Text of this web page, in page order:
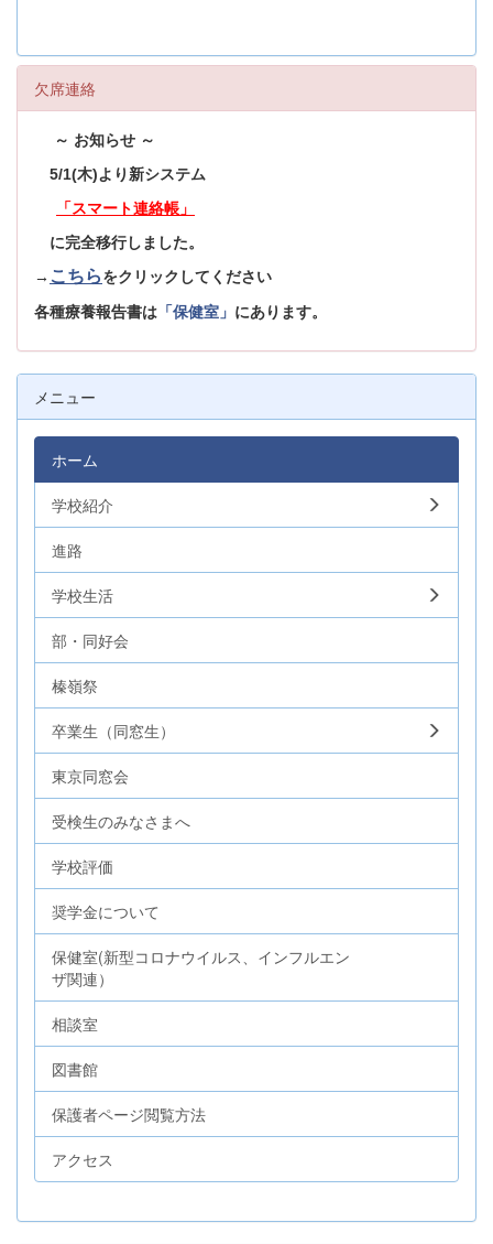
欠席連絡
～ お知らせ ～
5/1(木)より新システム
「スマート連絡帳」
に完全移行しました。
→ こちらをクリックしてください
各種療養報告書は 「保健室」 にあります。
メニュー
ホーム
学校紹介
進路
学校生活
部・同好会
榛嶺祭
卒業生（同窓生）
東京同窓会
受検生のみなさまへ
学校評価
奨学金について
保健室(新型コロナウイルス、インフルエン
ザ関連）
相談室
図書館
保護者ページ閲覧方法
アクセス